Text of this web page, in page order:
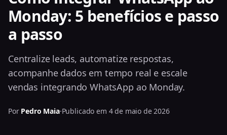
Blog
Ajuda
Login
Testar grátis agora
Monday: 5 benefícios e passo
a passo
Centralize leads, automatize respostas,
acompanhe dados em tempo real e escale
vendas integrando WhatsApp ao Monday.
Por Pedro Maia·Publicado em 4 de maio de 2026